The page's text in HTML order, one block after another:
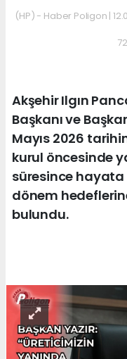
(HP) - Haber Poligon |
Akşehir Ilgın
Başkanı ve
Mayıs 2026
kurul öncesinde
süresince hayata
dönem
bulundu.